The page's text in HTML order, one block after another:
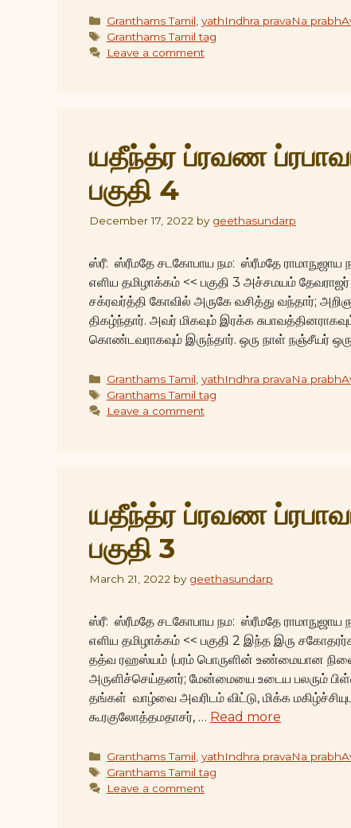
Categories
Granthams Tamil yathIndhra pravaNa
Tags
Granthams Tamil tag
Leave a comment
யதீந்த்ர ப்ரவண
பகுதி 4
December 17, 2022 by geethasundarp
ஸ்ரீ: ஸ்ரீமதே சடகோபாய நம: ஸ்ரீமதே ராமாநுஜாய
எளிய தமிழாக்கம் << பகுதி 3 அச்சமயம்
சக்ரவர்த்தி கோவில் அருகே வசித்து வந்தார்;
திகழ்ந்தார். அவர் மிகவும் இரக்க
கொண்டவராகவும் இருந்தார். ஒரு நாள் நஞ்சீயர்
Categories
Granthams Tamil yathIndhra pravaNa
Tags
Granthams Tamil tag
Leave a comment
யதீந்த்ர ப்ரவண
பகுதி 3
March 21, 2022 by geethasundarp
ஸ்ரீ: ஸ்ரீமதே சடகோபாய நம: ஸ்ரீமதே ராமாநுஜாய
எளிய தமிழாக்கம் << பகுதி 2 இந்த இரு
தத்வ ரஹஸ்யம் (பரம் பொருளின் உண்மையான
அருளிச்செய்தனர்; மேன்மையை உடைய பலரும்
தங்கள் வாழ்வை அவரிடம் விட்டு, மிக்க
கூரகுலோத்தமதாசர், … Read more
Categories
Granthams Tamil yathIndhra pravaNa
Tags
Granthams Tamil tag
Leave a comment